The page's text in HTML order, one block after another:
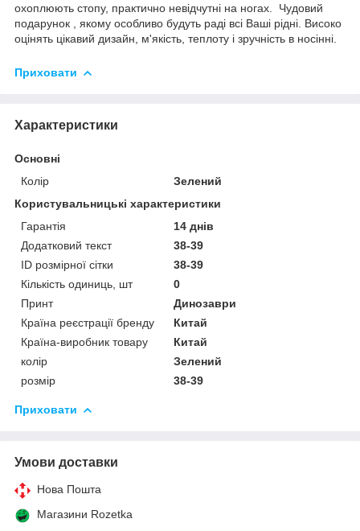
охоплюють стопу, практично невідчутні на ногах. Чудовий
подарунок , якому особливо будуть раді всі Ваші рідні. Високо
оцінять цікавий дизайн, м'якість, теплоту і зручність в носінні.
Приховати
Характеристики
Основні
Колір
Зелений
Користувальницькі характеристики
Гарантія
14 днів
Додатковий текст
38-39
ID розмірної сітки
38-39
Кількість одиниць, шт
0
Принт
Динозаври
Країна реєстрації бренду
Китай
Країна-виробник товару
Китай
колір
Зелений
розмір
38-39
Приховати
Умови доставки
Нова Пошта
Магазини Rozetka